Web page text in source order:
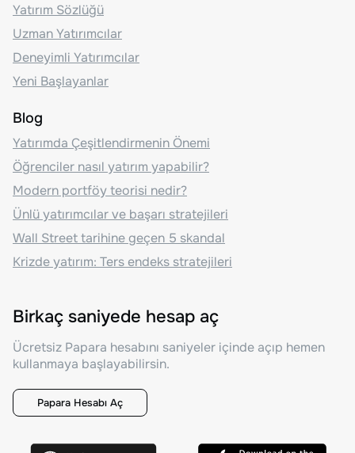
Yatırım Sözlüğü
Uzman Yatırımcılar
Deneyimli Yatırımcılar
Yeni Başlayanlar
Blog
Yatırımda Çeşitlendirmenin Önemi
Öğrenciler nasıl yatırım yapabilir?
Modern portföy teorisi nedir?
Ünlü yatırımcılar ve başarı stratejileri
Wall Street tarihine geçen 5 skandal
Krizde yatırım: Ters endeks stratejileri
Birkaç saniyede hesap aç
Ücretsiz Papara hesabını saniyeler içinde açıp hemen
kullanmaya başlayabilirsin.
Papara Hesabı Aç